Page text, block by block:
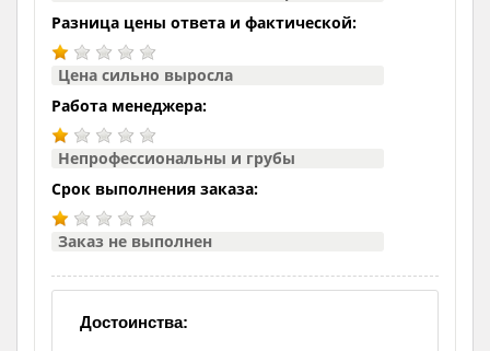
Разница цены ответа и фактической:
Цена сильно выросла
Работа менеджера:
Непрофессиональны и грубы
Срок выполнения заказа:
Заказ не выполнен
Достоинства: